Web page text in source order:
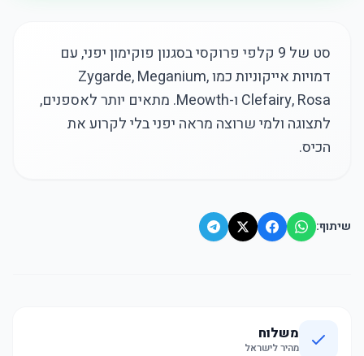
סט של 9 קלפי פרוקסי בסגנון פוקימון יפני, עם
דמויות אייקוניות כמו Zygarde, Meganium,
Clefairy, Rosa ו-Meowth. מתאים יותר לאספנים,
לתצוגה ולמי שרוצה מראה יפני בלי לקרוע את
הכיס.
שיתוף:
משלוח
מהיר לישראל